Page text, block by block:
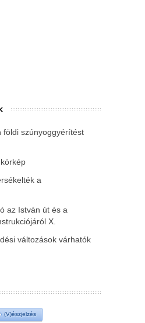
földi szúnyoggyérítést
a
az István út és a
X.
változások várhatók
(V)észjelzés